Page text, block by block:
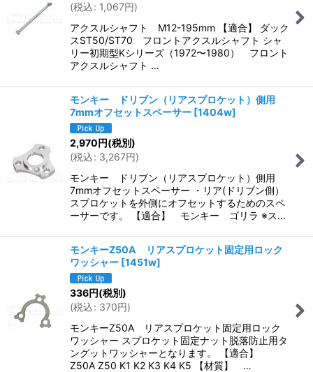
(税込: 1,067円)
アクスルシャフト M12-195mm 【適合】 ダック
スST50/ST70 フロントアクスルシャフト シャ
リー初期型Kシリーズ（1972〜1980） フロント
アクスルシャフト …
モンキー ドリブン（リアスプロケット）側用
7mmオフセットスペーサー [1404w]
2,970円(税別)
(税込: 3,267円)
モンキー ドリブン（リアスプロケット）側用
7mmオフセットスペーサー ・リア(ドリブン側）
スプロケットを外側にオフセットするためのスペ
ーサーです。 【適合】 モンキー ゴリラ ※ス…
モンキーZ50A リアスプロケット固定用ロック
ワッシャー [1451w]
336円(税別)
(税込: 370円)
モンキーZ50A リアスプロケット固定用ロック
ワッシャー スプロケット固定ナット脱落防止用タ
ングットワッシャーとなります。 【適合】
Z50A Z50 K1 K2 K3 K4 K5 【材質】 …